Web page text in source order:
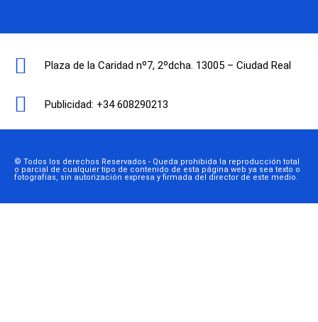
Plaza de la Caridad nº7, 2ºdcha. 13005 – Ciudad Real
Publicidad: +34 608290213
© Todos los derechos Reservados - Queda prohibida la reproducción total
o parcial de cualquier tipo de contenido de esta página web ya sea texto o
fotografías, sin autorización expresa y firmada del director de este medio.